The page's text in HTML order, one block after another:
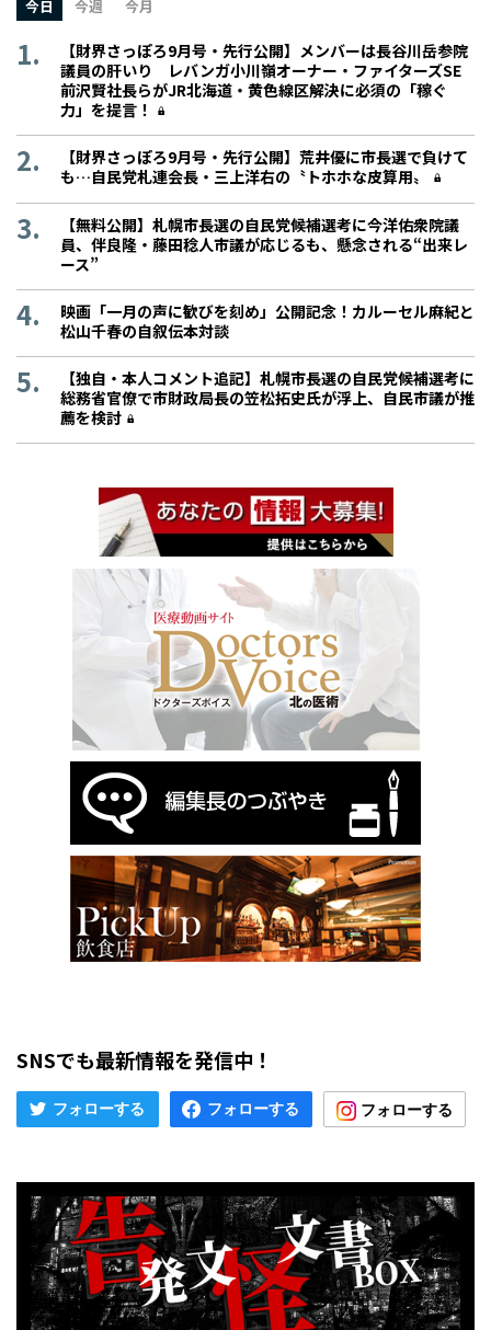
今日 今週 今月
【財界さっぽろ9月号・先行公開】メンバーは長谷川岳参院
議員の肝いり レバンガ小川嶺オーナー・ファイターズSE
前沢賢社長らがJR北海道・黄色線区解決に必須の「稼ぐ
力」を提言！
【財界さっぽろ9月号・先行公開】荒井優に市長選で負けて
も…自民党札連会長・三上洋右の〝トホホな皮算用〟
【無料公開】札幌市長選の自民党候補選考に今洋佑衆院議
員、伴良隆・藤田稔人市議が応じるも、懸念される“出来レ
ース”
映画「一月の声に歓びを刻め」公開記念！カルーセル麻紀と
松山千春の自叙伝本対談
【独自・本人コメント追記】札幌市長選の自民党候補選考に
総務省官僚で市財政局長の笠松拓史氏が浮上、自民市議が推
薦を検討
SNSでも最新情報を発信中！